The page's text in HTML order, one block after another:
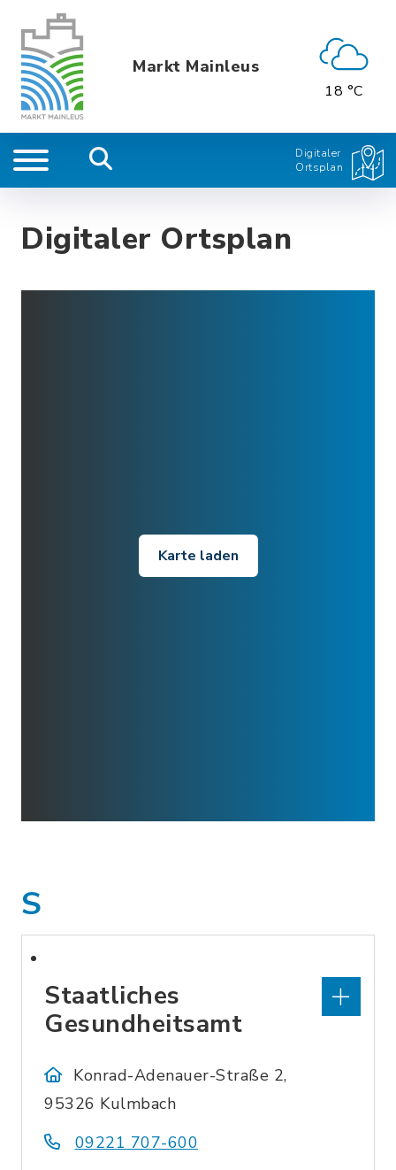
Markt Mainleus
18 °C
Digitaler
Ortsplan
Digitaler Ortsplan
Karte laden
S
Staatliches
Gesundheitsamt
Konrad-Adenauer-Straße 2,
95326 Kulmbach
09221 707-600